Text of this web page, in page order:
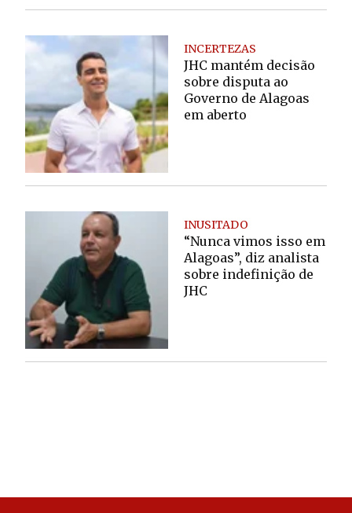
INCERTEZAS
JHC mantém decisão
sobre disputa ao
Governo de Alagoas
em aberto
INUSITADO
“Nunca vimos isso em
Alagoas”, diz analista
sobre indefinição de
JHC